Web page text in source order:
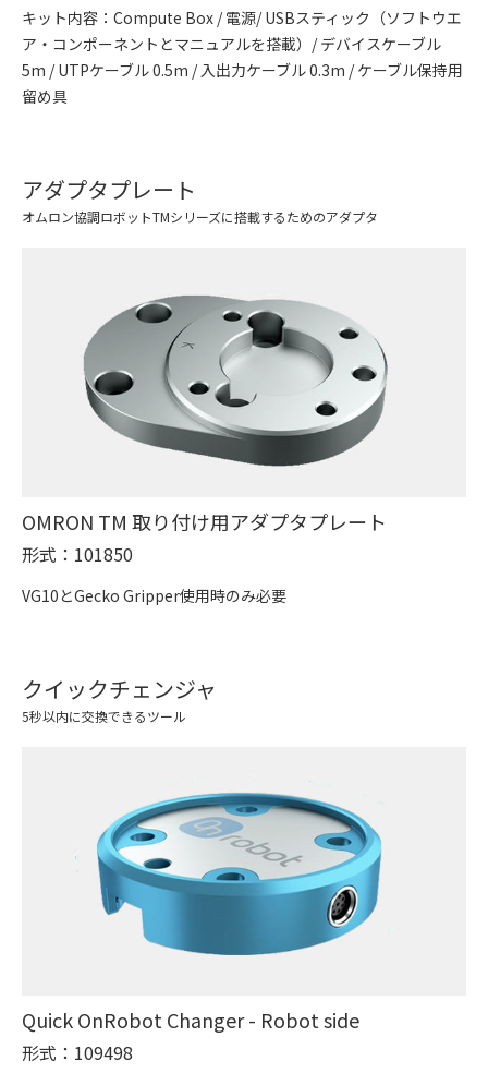
キット内容：Compute Box / 電源/ USBスティック（ソフトウエ
ア・コンポーネントとマニュアルを搭載）/ デバイスケーブル
5m / UTPケーブル 0.5m / 入出力ケーブル 0.3m / ケーブル保持用
留め具
アダプタプレート
オムロン協調ロボットTMシリーズに搭載するためのアダプタ
OMRON TM 取り付け用アダプタプレート
形式：101850
VG10とGecko Gripper使用時のみ必要
クイックチェンジャ
5秒以内に交換できるツール
Quick OnRobot Changer - Robot side
形式：109498